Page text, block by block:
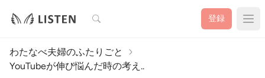
検索 登録
わたなべ夫婦のふたりごと
YouTubeが伸び悩んだ時の考え..